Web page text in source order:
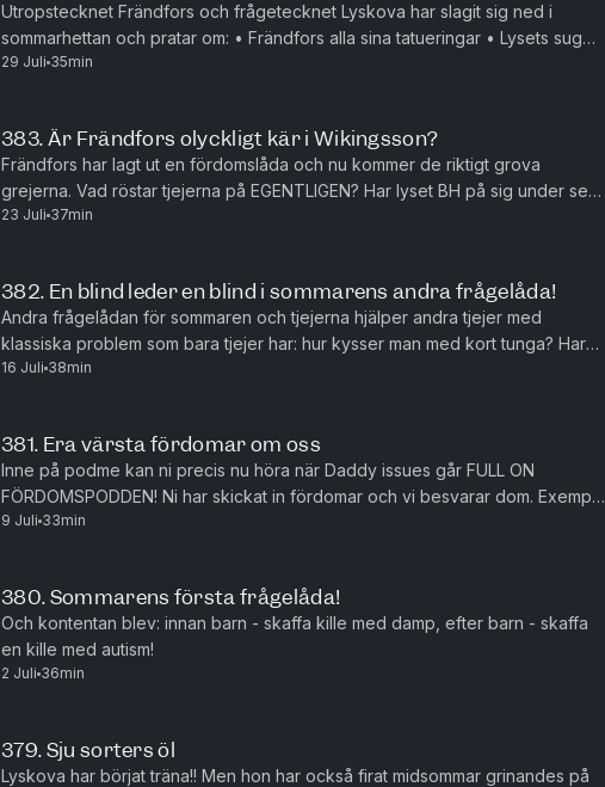
Utropstecknet Frändfors och frågetecknet Lyskova har slagit sig ned i
sommarhettan och pratar om: •⁠ ⁠Frändfors alla sina tatueringar •⁠ ⁠Lysets sug
efter tatuerade killar efter långa perioder av s...
29 Juli 35min
383. Är Frändfors olyckligt kär i Wikingsson?
Frändfors har lagt ut en fördomslåda och nu kommer de riktigt grova
grejerna. Vad röstar tjejerna på EGENTLIGEN? Har lyset BH på sig under sex
och vilken är den värsta sexställningen? Frändfors som fö...
23 Juli 37min
382. En blind leder en blind i sommarens andra frågelåda!
Andra frågelådan för sommaren och tjejerna hjälper andra tjejer med
klassiska problem som bara tjejer har: hur kysser man med kort tunga? Har
tjejerna smakat på sig själva? Skaffa barn med sitt tioåri...
16 Juli 38min
381. Era värsta fördomar om oss
Inne på podme kan ni precis nu höra när Daddy issues går FULL ON
FÖRDOMSPODDEN! Ni har skickat in fördomar och vi besvarar dom. Exempel
på fördomar: Hur ofta går tjejerna på toaletten och vad känner L...
9 Juli 33min
380. Sommarens första frågelåda!
Och kontentan blev: innan barn - skaffa kille med damp, efter barn - skaffa
en kille med autism!
2 Juli 36min
379. Sju sorters öl
Lyskova har börjat träna!! Men hon har också firat midsommar grinandes på